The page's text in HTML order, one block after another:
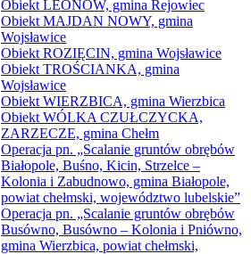
Obiekt LEONÓW, gmina Rejowiec
Obiekt MAJDAN NOWY, gmina
Wojsławice
Obiekt ROZIĘCIN, gmina Wojsławice
Obiekt TROŚCIANKA, gmina
Wojsławice
Obiekt WIERZBICA, gmina Wierzbica
Obiekt WÓLKA CZUŁCZYCKA,
ZARZECZE, gmina Chełm
Operacja pn. „Scalanie gruntów obrębów
Białopole, Buśno, Kicin, Strzelce –
Kolonia i Zabudnowo, gmina Białopole,
powiat chełmski, województwo lubelskie”
Operacja pn. „Scalanie gruntów obrębów
Busówno, Busówno – Kolonia i Pniówno,
gmina Wierzbica, powiat chełmski,